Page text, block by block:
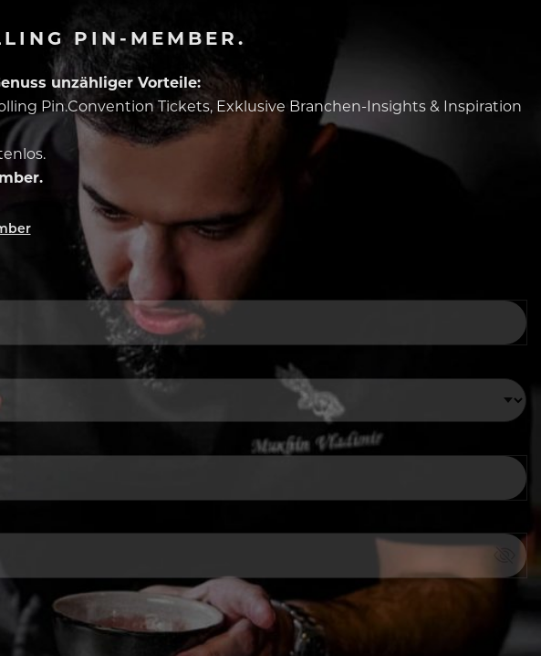
PIN-MEMBER.
unzähliger Vorteile:
Pin.Convention Tickets, Exklusive Branchen-Insights & Inspiration